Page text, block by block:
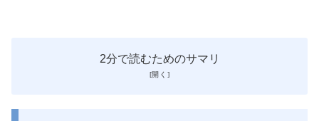
2分で読むためのサマリ